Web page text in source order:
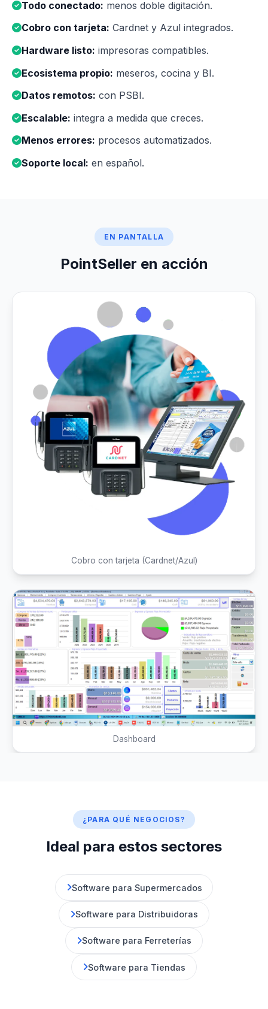
Todo conectado: menos doble digitación.
Cobro con tarjeta: Cardnet y Azul integrados.
Hardware listo: impresoras compatibles.
Ecosistema propio: meseros, cocina y BI.
Datos remotos: con PSBI.
Escalable: integra a medida que creces.
Menos errores: procesos automatizados.
Soporte local: en español.
EN PANTALLA
PointSeller en acción
Cobro con tarjeta (Cardnet/Azul)
Dashboard
¿PARA QUÉ NEGOCIOS?
Ideal para estos sectores
Software para Supermercados
Software para Distribuidoras
Software para Ferreterías
Software para Tiendas